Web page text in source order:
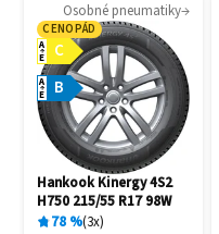
Osobné pneumatiky
CENOPÁD
C
A
E
B
A
E
Hankook Kinergy 4S2
H750 215/55 R17 98W
78% 3x